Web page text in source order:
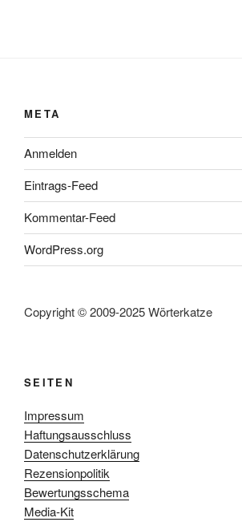
META
Anmelden
Eintrags-Feed
Kommentar-Feed
WordPress.org
Copyright © 2009-2025 Wörterkatze
SEITEN
Impressum
Haftungsausschluss
Datenschutzerklärung
Rezensionpolitik
Bewertungsschema
Media-Kit